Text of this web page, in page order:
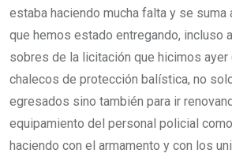
estaba haciendo mucha falta y se
que hemos estado entregando, incluso
sobres de la licitación que hicimos
chalecos de protección balística, no
egresados sino también para ir
equipamiento del personal policial
haciendo con el armamento y con los